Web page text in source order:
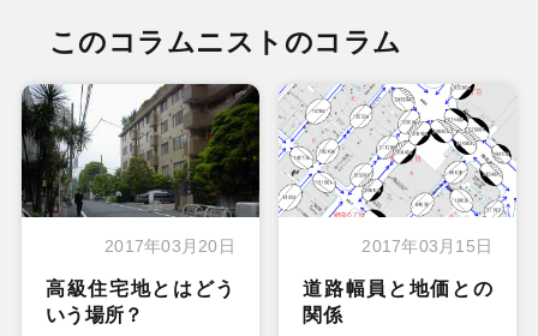
このコラムニストのコラム
2017年03月20日
高級住宅地とはどう
いう場所？
2017年03月15日
道路幅員と地価との
関係